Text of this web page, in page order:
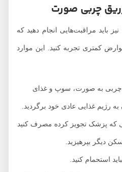
چربی صورت
مراقبت‌هایی انجام دهید که
کمتری تجربه کنید. این موارد
به صورت، سوپ و غذای
غذایی عادی خود برگردید.
تجویز کرده مصرف کنید
بپرهیزید.
کنید.